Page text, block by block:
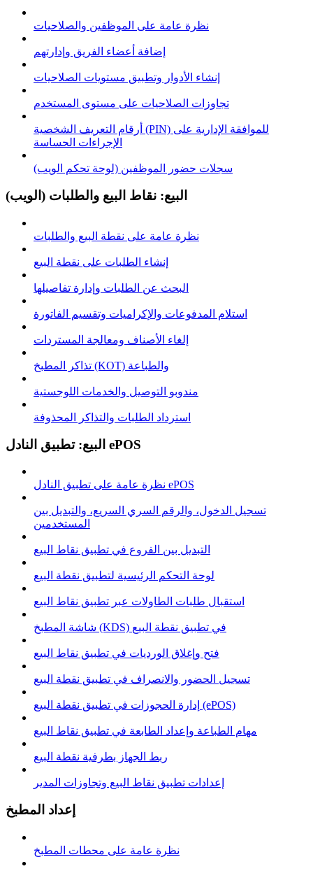
نظرة عامة على الموظفين والصلاحيات
إضافة أعضاء الفريق وإدارتهم
إنشاء الأدوار وتطبيق مستويات الصلاحيات
تجاوزات الصلاحيات على مستوى المستخدم
أرقام التعريف الشخصية (PIN) للموافقة الإدارية على
الإجراءات الحساسة
سجلات حضور الموظفين (لوحة تحكم الويب)
البيع: نقاط البيع والطلبات (الويب)
نظرة عامة على نقطة البيع والطلبات
إنشاء الطلبات على نقطة البيع
البحث عن الطلبات وإدارة تفاصيلها
استلام المدفوعات والإكراميات وتقسيم الفاتورة
إلغاء الأصناف ومعالجة المستردات
تذاكر المطبخ (KOT) والطباعة
مندوبو التوصيل والخدمات اللوجستية
استرداد الطلبات والتذاكر المحذوفة
البيع: تطبيق النادل ePOS
نظرة عامة على تطبيق النادل ePOS
تسجيل الدخول، والرقم السري السريع، والتبديل بين
المستخدمين
التبديل بين الفروع في تطبيق نقاط البيع
لوحة التحكم الرئيسية لتطبيق نقطة البيع
استقبال طلبات الطاولات عبر تطبيق نقاط البيع
شاشة المطبخ (KDS) في تطبيق نقطة البيع
فتح وإغلاق الوردیات في تطبيق نقاط البيع
تسجيل الحضور والانصراف في تطبيق نقطة البيع
إدارة الحجوزات في تطبيق نقطة البيع (ePOS)
مهام الطباعة وإعداد الطابعة في تطبيق نقاط البيع
ربط الجهاز بطرفية نقطة البيع
إعدادات تطبيق نقاط البيع وتجاوزات المدير
إعداد المطبخ
نظرة عامة على محطات المطبخ